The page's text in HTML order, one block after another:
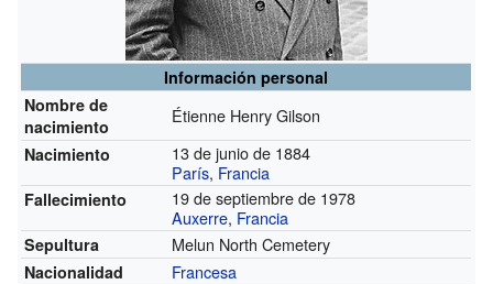
Información personal
Nombre de
nacimiento
Étienne Henry Gilson
Nacimiento
13 de junio de 1884
París, Francia
Fallecimiento
19 de septiembre de 1978
Auxerre, Francia
Sepultura Melun North Cemetery
Nacionalidad Francesa